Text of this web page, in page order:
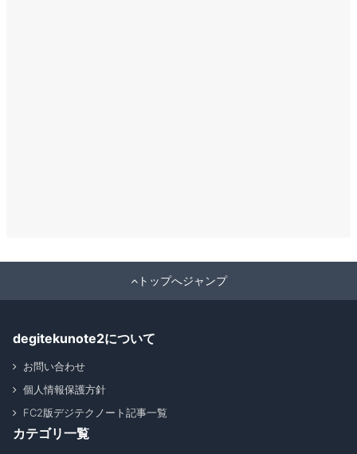
トップへジャンプ
degitekunote2について
お問い合わせ
個人情報保護方針
FC2版デジテクノート記事一覧
カテゴリ一覧